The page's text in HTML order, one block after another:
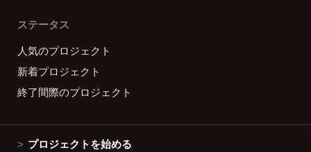
ステータス
人気のプロジェクト
新着プロジェクト
終了間際のプロジェクト
プロジェクトを始める